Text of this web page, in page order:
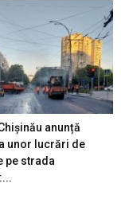
anunță
unor lucrări de
pe strada